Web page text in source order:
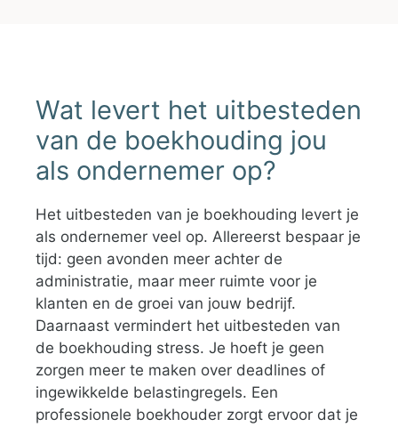
Wat levert het uitbesteden
van de boekhouding jou
als ondernemer op?
Het uitbesteden van je boekhouding levert je
als ondernemer veel op. Allereerst bespaar je
tijd: geen avonden meer achter de
administratie, maar meer ruimte voor je
klanten en de groei van jouw bedrijf.
Daarnaast vermindert het uitbesteden van
de boekhouding stress. Je hoeft je geen
zorgen meer te maken over deadlines of
ingewikkelde belastingregels. Een
professionele boekhouder zorgt ervoor dat je